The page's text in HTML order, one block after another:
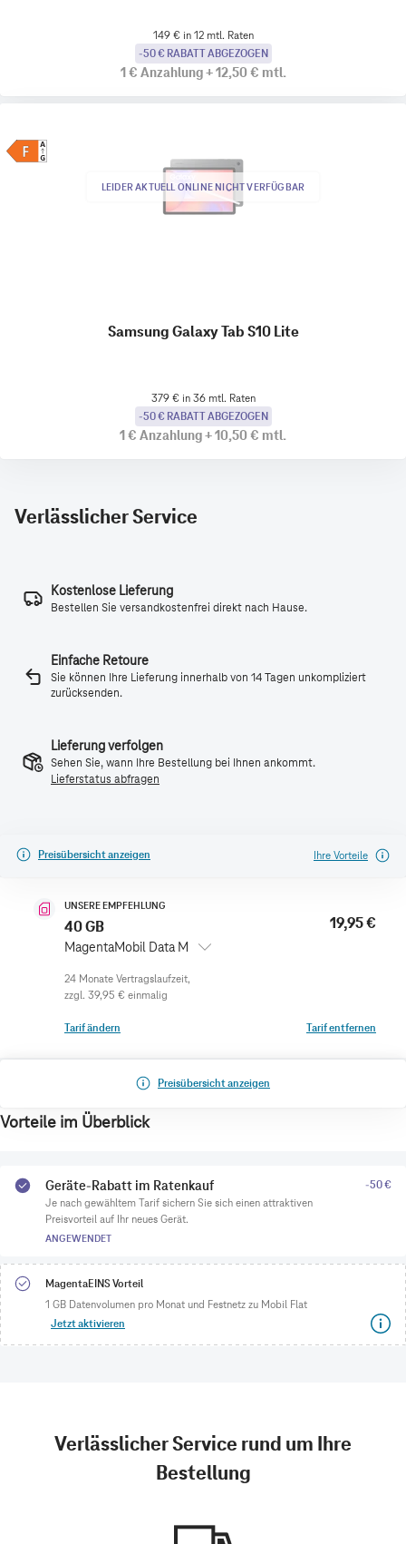
149 € in 12 mtl. Raten
-50 € RABATT ABGEZOGEN
1 € Anzahlung+12,50 € mtl.
LEIDER AKTUELL ONLINE NICHT VERFÜGBAR
Samsung Galaxy Tab S10 Lite
379 € in 36 mtl. Raten
-50 € RABATT ABGEZOGEN
1 € Anzahlung+10,50 € mtl.
Verlässlicher Service
Kostenlose Lieferung
Bestellen Sie versandkostenfrei direkt nach Hause.
Einfache Retoure
Sie können Ihre Lieferung innerhalb von 14 Tagen unkompliziert
zurücksenden.
Lieferung verfolgen
Sehen Sie, wann Ihre Bestellung bei Ihnen ankommt.
Lieferstatus abfragen
Preisübersicht anzeigen Ihre Vorteile
UNSERE EMPFEHLUNG
40 GB
MagentaMobil Data M
19,95 €
zzgl. 39,95 € einmalig
Tarif ändern Tarif entfernen
Preisübersicht anzeigen
Vorteile im Überblick
Geräte-Rabatt im Ratenkauf
Je nach gewähltem Tarif sichern Sie sich einen attraktiven
Preisvorteil auf Ihr neues Gerät.
ANGEWENDET
-50 €
MagentaEINS Vorteil
1 GB Datenvolumen pro Monat und Festnetz zu Mobil Flat
Jetzt aktivieren